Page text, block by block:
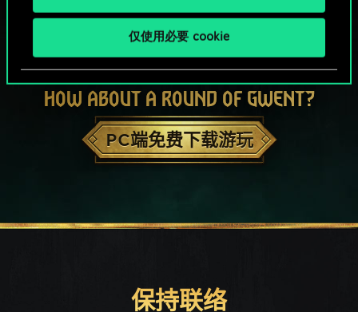
仅使用必要 cookie
HOW ABOUT A ROUND OF GWENT?
PC端免费下载游玩
保持联络